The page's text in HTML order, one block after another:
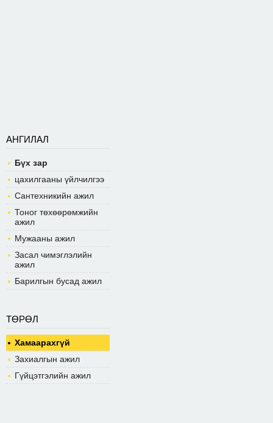
АНГИЛАЛ
Бүх зар
цахилгааны үйлчилгээ
Сантехникийн ажил
Тоног төхөөрөмжийн
ажил
Мужааны ажил
Засал чимэглэлийн
ажил
Барилгын бусад ажил
ТӨРӨЛ
Хамаарахгүй
Захиалгын ажил
Гүйцэтгэлийн ажил